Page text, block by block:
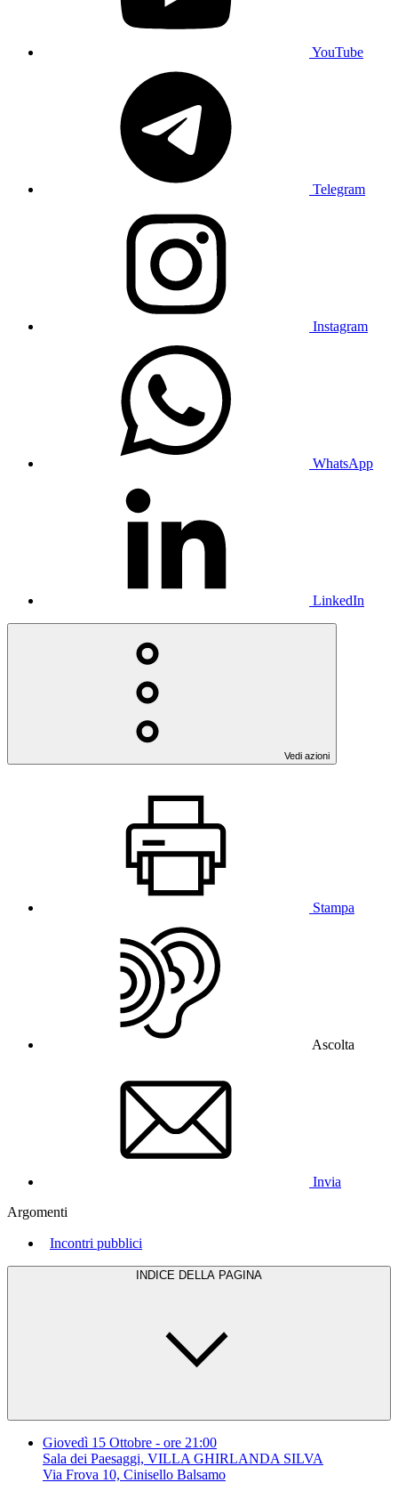
YouTube
Telegram
Instagram
WhatsApp
LinkedIn
Vedi azioni
Stampa
Ascolta
Invia
Argomenti
Incontri pubblici
INDICE DELLA PAGINA
Giovedì 15 Ottobre - ore 21:00
Sala dei Paesaggi, VILLA GHIRLANDA SILVA
Via Frova 10, Cinisello Balsamo